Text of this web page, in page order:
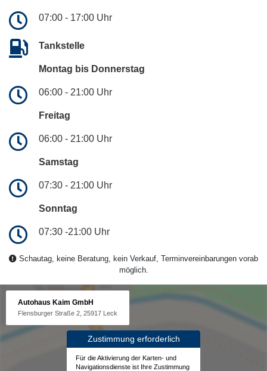
07:00 - 17:00 Uhr
Tankstelle
Montag bis Donnerstag
06:00 - 21:00 Uhr
Freitag
06:00 - 21:00 Uhr
Samstag
07:30 - 21:00 Uhr
Sonntag
07:30 -21:00 Uhr
Schautag, keine Beratung, kein Verkauf, Terminvereinbarungen vorab
möglich.
Autohaus Kaim GmbH
Flensburger Straße 2, 25917 Leck
Zustimmung erforderlich
Für die Aktivierung der Karten- und
Navigationsdienste ist Ihre Zustimmung